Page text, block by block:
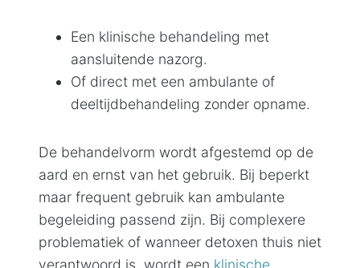
Een klinische behandeling met
aansluitende nazorg.
Of direct met een ambulante of
deeltijdbehandeling zonder opname.
De behandelvorm wordt afgestemd op de
aard en ernst van het gebruik. Bij beperkt
maar frequent gebruik kan ambulante
begeleiding passend zijn. Bij complexere
problematiek of wanneer detoxen thuis niet
verantwoord is, wordt een klinische